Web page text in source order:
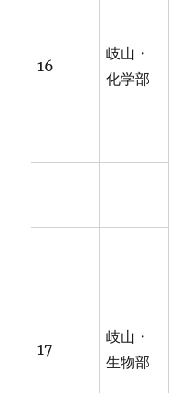
16
岐山・
化学部
17
岐山・
生物部